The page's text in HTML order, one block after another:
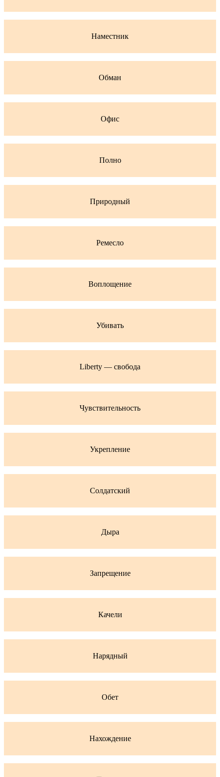
Наместник
Обман
Офис
Полно
Природный
Ремесло
Воплощение
Убивать
Liberty — свобода
Чувствительность
Укрепление
Солдатский
Дыра
Запрещение
Качели
Нарядный
Обет
Нахождение